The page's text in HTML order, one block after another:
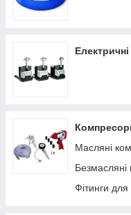
Масляні
Фітинги